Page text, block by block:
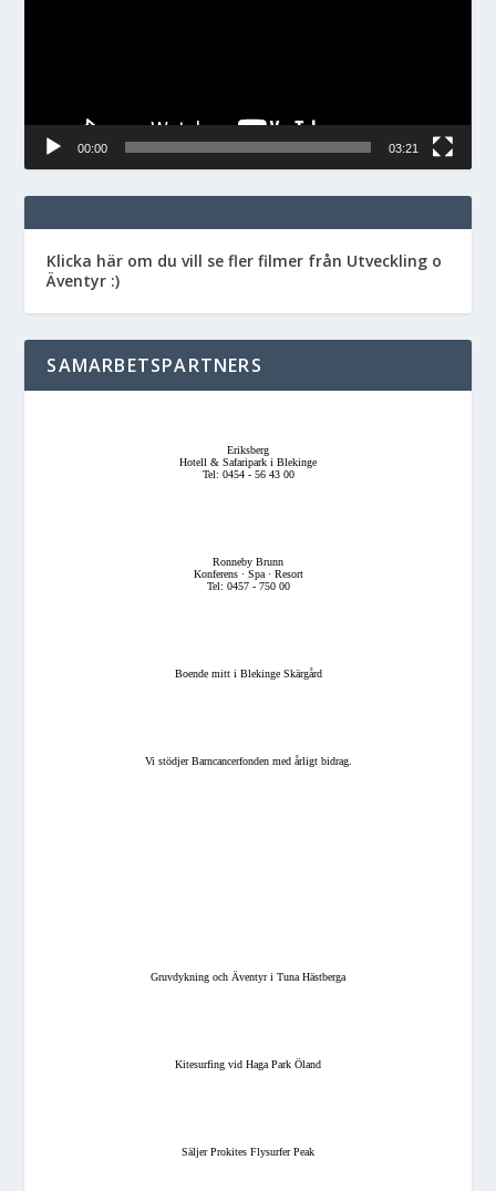
00:00 03:21
Klicka här om du vill se fler filmer från Utveckling o
Äventyr :)
SAMARBETSPARTNERS
Eriksberg
Hotell & Safaripark i Blekinge
Tel: 0454 - 56 43 00
Ronneby Brunn
Konferens · Spa · Resort
Tel: 0457 - 750 00
Boende mitt i Blekinge Skärgård
Vi stödjer Barncancerfonden med årligt bidrag.
Gruvdykning och Äventyr i Tuna Hästberga
Kitesurfing vid Haga Park Öland
Säljer Prokites Flysurfer Peak